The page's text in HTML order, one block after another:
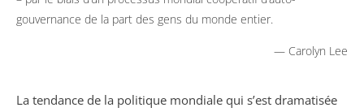
gouvernance de la part des gens du monde entier.
— Carolyn Lee
La tendance de la politique mondiale qui s’est dramatisée